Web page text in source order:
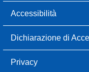
Accessibilità
Dichiarazione di
Privacy